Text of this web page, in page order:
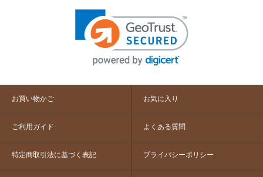
お買い物かご お気に入り
ご利用ガイド よくある質問
特定商取引法に基づく表記 プライバシーポリシー